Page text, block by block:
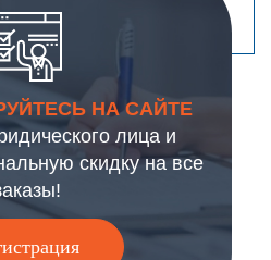
НА САЙТЕ
лица и
скидку на все